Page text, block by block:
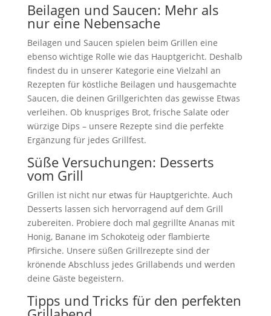
Beilagen und Saucen: Mehr als
nur eine Nebensache
Beilagen und Saucen spielen beim Grillen eine
ebenso wichtige Rolle wie das Hauptgericht. Deshalb
findest du in unserer Kategorie eine Vielzahl an
Rezepten für köstliche Beilagen und hausgemachte
Saucen, die deinen Grillgerichten das gewisse Etwas
verleihen. Ob knuspriges Brot, frische Salate oder
würzige Dips – unsere Rezepte sind die perfekte
Ergänzung für jedes Grillfest.
Süße Versuchungen: Desserts
vom Grill
Grillen ist nicht nur etwas für Hauptgerichte. Auch
Desserts lassen sich hervorragend auf dem Grill
zubereiten. Probiere doch mal gegrillte Ananas mit
Honig, Banane im Schokoteig oder flambierte
Pfirsiche. Unsere süßen Grillrezepte sind der
krönende Abschluss jedes Grillabends und werden
deine Gäste begeistern.
Tipps und Tricks für den perfekten